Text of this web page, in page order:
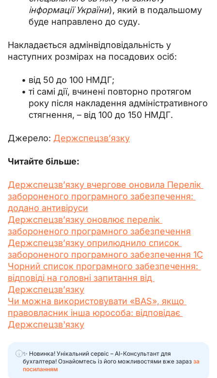
інформації України), який в подальшому
буде направлено до суду.
Накладається адмінвідповідальність у
наступних розмірах на посадових осіб:
від 50 до 100 НМДГ;
ті самі дії, вчинені повторно протягом
року після накладення адміністративного
стягнення, – від 100 до 150 НМДГ.
Джерело: Держспецзв’язку
Читайте більше:
Держспецзв’язку вчергове оновила Перелік
забороненого програмного забезпечення:
додано антивіруси
Держспецзв’язку оновлює перелік
забороненого програмного забезпечення
Держспецзв’язку оприлюднило список
забороненого програмного забезпечення 1С
Чорний список програмного забезпечення:
відповіді на головні запитання від
Держспецзв’язку
Чи можна використовувати «BAS», якщо
правовласник інша юрособа: відповідає
Держспецзв'язку
✨ Новинка! Унікальний сервіс – АІ-Консультант для
бухгалтера! Ознайомтесь із його можливостями вже зараз за
посиланням